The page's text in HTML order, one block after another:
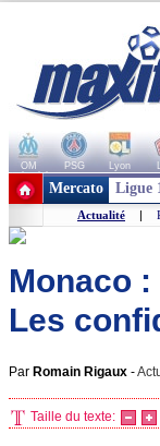
OM PSG Lyon
+ de clubs
Mercato Ligue
Actualité |
Monaco
Les
Par Romain Rigaux -
Taille du texte: